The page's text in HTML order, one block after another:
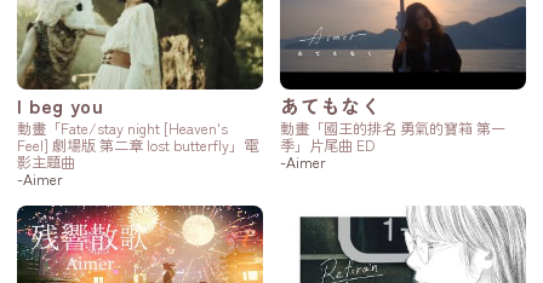
I beg you
動畫「Fate/stay night [Heaven's
Feel] 劇場版 第二章 lost butterfly」電
影主題曲
-Aimer
あてもなく
動畫「國王的排名 勇氣的寶箱 第一
季」片尾曲 ED
-Aimer